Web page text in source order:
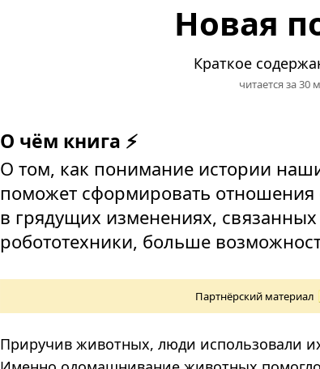
Новая
Краткое
читается за 30
О чём книга ⚡
О том, как понимание истории
поможет сформировать отношения
в грядущих изменениях,
робототехники, больше
Партнёрский материал
Приручив животных, люди использовали